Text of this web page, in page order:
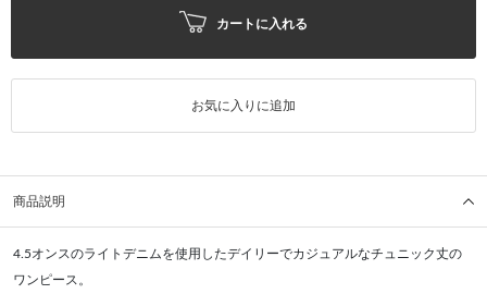
カートに入れる
お気に入りに追加
商品説明
4.5オンスのライトデニムを使用したデイリーでカジュアルなチュニック丈の
ワンピース。